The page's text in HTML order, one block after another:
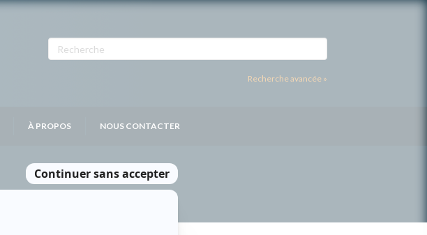
Recherche avancée »
À PROPOS NOUS CONTACTER